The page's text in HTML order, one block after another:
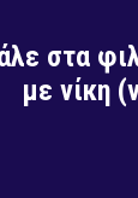
στα
με νίκη